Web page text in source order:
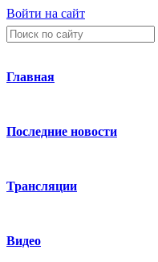
Войти на сайт
Главная
Последние новости
Трансляции
Видео